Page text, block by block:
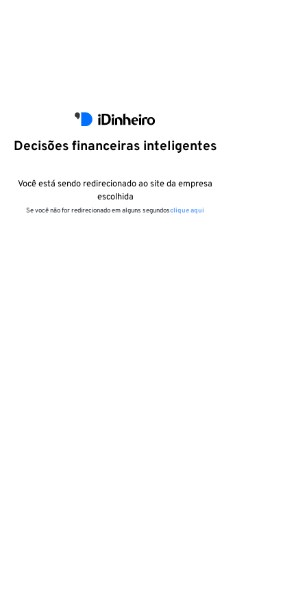
Decisões financeiras inteligentes
Você está sendo redirecionado ao site da empresa
escolhida
Se você não for redirecionado em alguns segundosclique aqui